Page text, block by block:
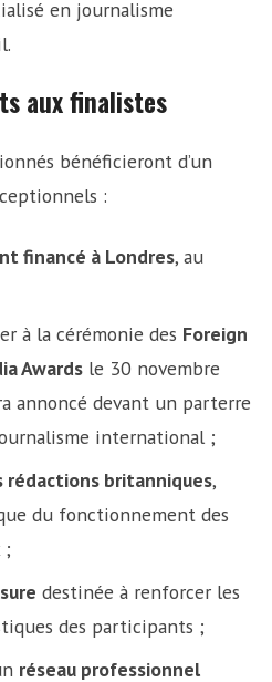
en journalisme
aux finalistes
bénéficieront d’un
:
financé à Londres, au
à la cérémonie des Foreign
Awardsle 30 novembre
annoncé devant un parterre
international ;
rédactions britanniques,
du fonctionnement des
;
destinée à renforcer les
des participants ;
réseau professionnel